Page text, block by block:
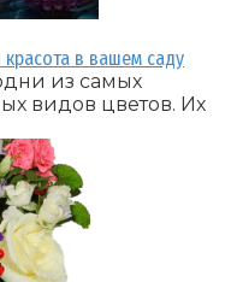
в вашем саду
из самых
видов цветов. Их